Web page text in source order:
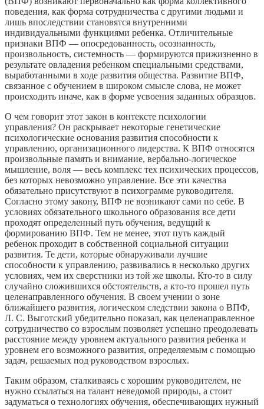
поведения, как форма сотрудничества с другими людьми и
лишь впоследствии становятся внутренними
индивидуальными функциями ребенка. Отличительные
признаки ВПФ — опосредованность, осознанность,
произвольность, системность — формируются прижизненно в
результате овладения ребенком специальными средствами,
выработанными в ходе развития общества. Развитие ВПФ,
связанное с обучением в широком смысле слова, не может
происходить иначе, как в форме усвоения заданных образцов.
О чем говорит этот закон в контексте психологии
управления? Он раскрывает некоторые генетические
психологические основания развития способности к
управлению, организационного лидерства. К ВПФ относятся
произвольные память и внимание, вербально-логическое
мышление, воля — весь комплекс тех психических процессов,
без которых невозможно управление. Все эти качества
обязательно присутствуют в психограмме руководителя.
Согласно этому закону, ВПФ не возникают сами по себе. В
условиях обязательного школьного образования все дети
проходят определенный путь обучения, ведущий к
формированию ВПФ. Тем не менее, этот путь каждый
ребенок проходит в собственной социальной ситуации
развития. Те дети, которые обнаруживали лучшие
способности к управлению, развивались в несколько других
условиях, чем их сверстники из той же школы. Кто-то в силу
случайно сложившихся обстоятельств, а кто-то прошел путь
целенаправленного обучения. В своем учении о зоне
ближайшего развития, логическом следствии закона о ВПФ,
Л. С. Выготский убедительно показал, как целенаправленное
сотрудничество со взрослым позволяет успешно преодолевать
расстояние между уровнем актуального развития ребенка и
уровнем его возможного развития, определяемым с помощью
задач, решаемых под руководством взрослых.
Таким образом, сталкиваясь с хорошим руководителем, не
нужно ссылаться на талант неведомой природы, а стоит
задуматься о технологиях обучения, обеспечивающих нужный